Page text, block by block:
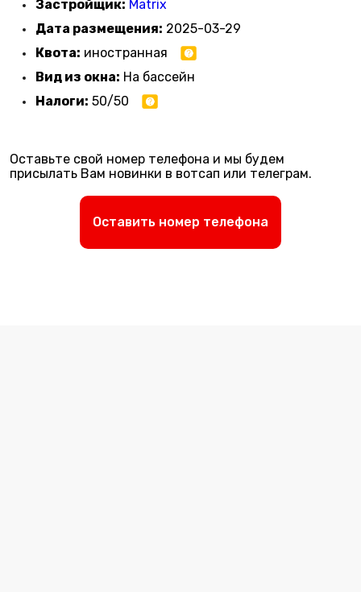
Застройщик: Matrix
Дата размещения: 2025-03-29
Квота: иностранная
Вид из окна: На бассейн
Налоги: 50/50
Оставьте свой номер телефона и мы будем
присылать Вам новинки в вотсап или телеграм.
Оставить номер телефона